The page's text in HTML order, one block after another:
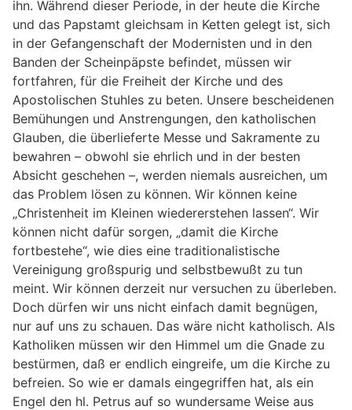
ihn. Während dieser Periode, in der heute die Kirche
und das Papstamt gleichsam in Ketten gelegt ist, sich
in der Gefangenschaft der Modernisten und in den
Banden der Scheinpäpste befindet, müssen wir
fortfahren, für die Freiheit der Kirche und des
Apostolischen Stuhles zu beten. Unsere bescheidenen
Bemühungen und Anstrengungen, den katholischen
Glauben, die überlieferte Messe und Sakramente zu
bewahren – obwohl sie ehrlich und in der besten
Absicht geschehen –, werden niemals ausreichen, um
das Problem lösen zu können. Wir können keine
„Christenheit im Kleinen wiedererstehen lassen“. Wir
können nicht dafür sorgen, „damit die Kirche
fortbestehe“, wie dies eine traditionalistische
Vereinigung großspurig und selbstbewußt zu tun
meint. Wir können derzeit nur versuchen zu überleben.
Doch dürfen wir uns nicht einfach damit begnügen,
nur auf uns zu schauen. Das wäre nicht katholisch. Als
Katholiken müssen wir den Himmel um die Gnade zu
bestürmen, daß er endlich eingreife, um die Kirche zu
befreien. So wie er damals eingegriffen hat, als ein
Engel den hl. Petrus auf so wundersame Weise aus